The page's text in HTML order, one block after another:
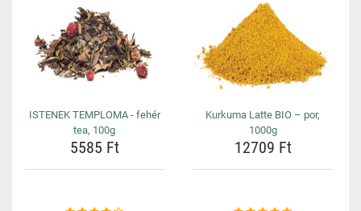
ISTENEK TEMPLOMA - fehér
tea, 100g
5585 Ft
Kurkuma Latte BIO – por,
1000g
12709 Ft